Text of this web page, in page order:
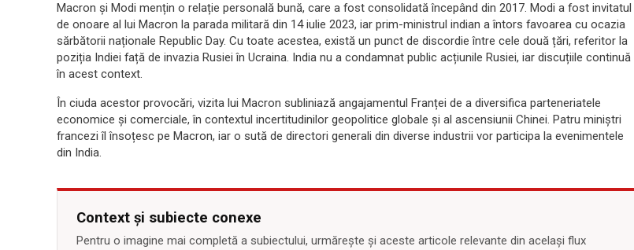
Macron și Modi mențin o relație personală bună, care a fost consolidată începând din 2017. Modi a fost invitatul
de onoare al lui Macron la parada militară din 14 iulie 2023, iar prim-ministrul indian a întors favoarea cu ocazia
sărbătorii naționale Republic Day. Cu toate acestea, există un punct de discordie între cele două țări, referitor la
poziția Indiei față de invazia Rusiei în Ucraina. India nu a condamnat public acțiunile Rusiei, iar discuțiile continuă
în acest context.
În ciuda acestor provocări, vizita lui Macron subliniază angajamentul Franței de a diversifica parteneriatele
economice și comerciale, în contextul incertitudinilor geopolitice globale și al ascensiunii Chinei. Patru miniștri
francezi îl însoțesc pe Macron, iar o sută de directori generali din diverse industrii vor participa la evenimentele
din India.
Context și subiecte conexe
Pentru o imagine mai completă a subiectului, urmărește și aceste articole relevante din același flux